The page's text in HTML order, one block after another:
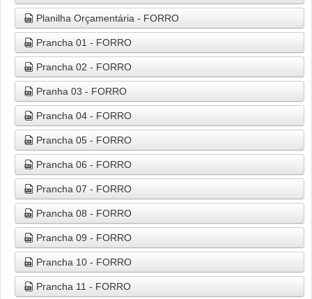
Planilha Orçamentária - FORRO
Prancha 01 - FORRO
Prancha 02 - FORRO
Pranha 03 - FORRO
Prancha 04 - FORRO
Prancha 05 - FORRO
Prancha 06 - FORRO
Prancha 07 - FORRO
Prancha 08 - FORRO
Prancha 09 - FORRO
Prancha 10 - FORRO
Prancha 11 - FORRO